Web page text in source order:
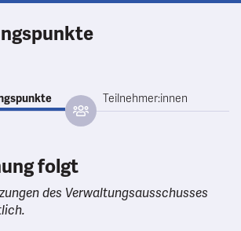
Teilnehmer:innen
folgt
des Verwaltungsausschusses